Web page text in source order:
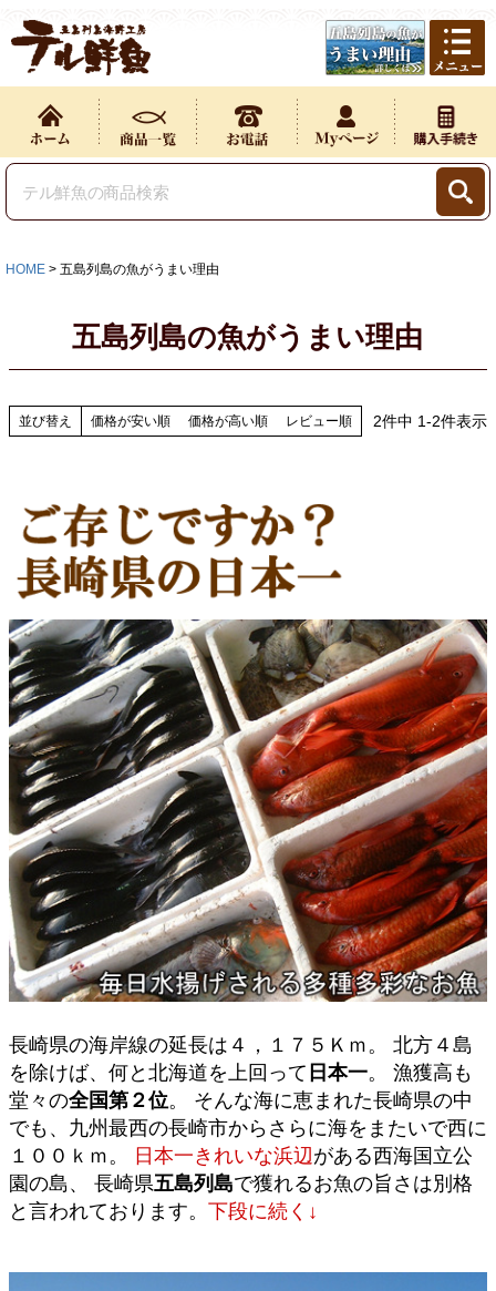
HOME 五島列島の魚がうまい理由
五島列島の魚がうまい理由
並び替え 価格が安い順 価格が高い順 レビュー順 2件中 1-2件表示
長崎県の海岸線の延長は４，１７５Ｋｍ。 北方４島
を除けば、何と北海道を上回って 日本一。 漁獲高も
堂々の全国第２位。 そんな海に恵まれた長崎県の中
でも、九州最西の長崎市からさらに海をまたいで西に
１００ｋｍ。
日本一きれいな浜辺がある西海国立公
園の島、 長崎県五島列島で獲れるお魚の旨さは別格
と言われております。 下段に続く↓